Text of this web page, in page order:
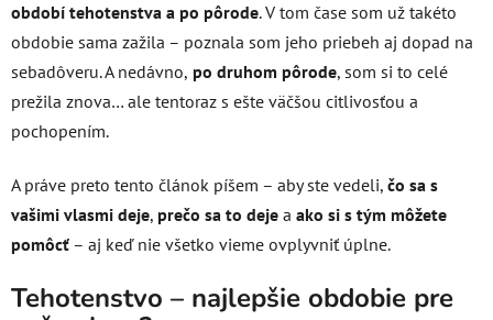
období tehotenstva a po pôrode. V tom čase som už takéto
obdobie sama zažila – poznala som jeho priebeh aj dopad na
sebadôveru. A nedávno, po druhom pôrode, som si to celé
prežila znova… ale tentoraz s ešte väčšou citlivosťou a
pochopením.
A práve preto tento článok píšem – aby ste vedeli, čo sa s
vašimi vlasmi deje, prečo sa to deje a ako si s tým môžete
pomôcť – aj keď nie všetko vieme ovplyvniť úplne.
Tehotenstvo – najlepšie obdobie pre